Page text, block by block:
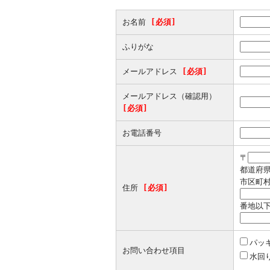
お名前 [必須]
ふりがな
メールアドレス [必須]
メールアドレス（確認用）
[必須]
お電話番号
住所 [必須]
〒
都道府
市区町
番地以
お問い合わせ項目
パッ
水回